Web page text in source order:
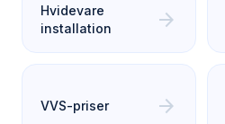
Hvidevare
installation
arrow_forward
VVS-priser arrow_forward